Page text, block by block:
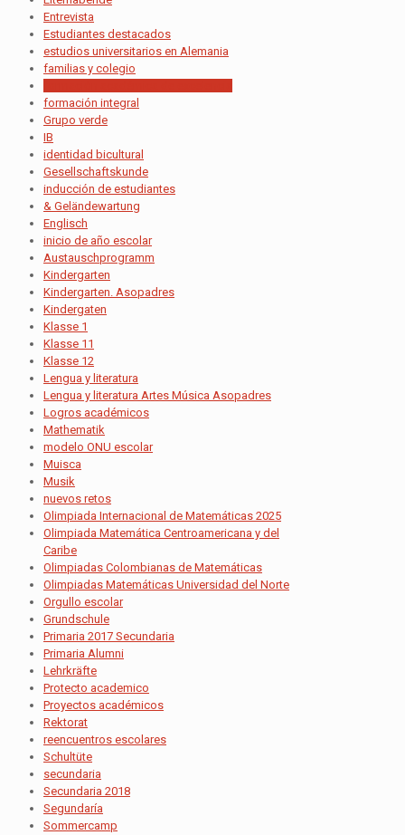
Entrevista
Estudiantes destacados
estudios universitarios en Alemania
familias y colegio
formación integral
Grupo verde
IB
identidad bicultural
Gesellschaftskunde
inducción de estudiantes
& Geländewartung
Englisch
inicio de año escolar
Austauschprogramm
Kindergarten
Kindergarten. Asopadres
Kindergaten
Klasse 1
Klasse 11
Klasse 12
Lengua y literatura
Lengua y literatura Artes Música Asopadres
Logros académicos
Mathematik
modelo ONU escolar
Muisca
Musik
nuevos retos
Olimpiada Internacional de Matemáticas 2025
Olimpiada Matemática Centroamericana y del
Caribe
Olimpiadas Colombianas de Matemáticas
Olimpiadas Matemáticas Universidad del Norte
Orgullo escolar
Grundschule
Primaria 2017 Secundaria
Primaria Alumni
Lehrkräfte
Protecto academico
Proyectos académicos
Rektorat
reencuentros escolares
Schultüte
secundaria
Secundaria 2018
Segundaría
Sommercamp